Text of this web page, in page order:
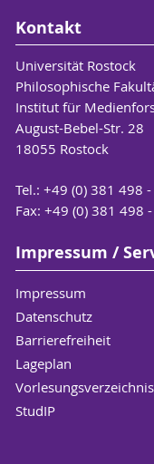
Kontakt
Universität Rostock
Philosophische
Institut für
August-Bebel-Str. 28
18055 Rostock
Tel.: +49 (0) 381 498
Fax: +49 (0) 381 498
Impressum /
Impressum
Datenschutz
Barrierefreiheit
Lageplan
Vorlesungsverzeichnis
StudIP